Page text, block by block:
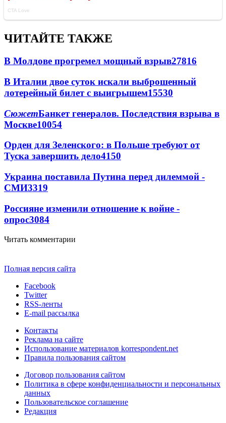
ЧИТАЙТЕ ТАКЖЕ
В Молдове прогремел мощный взрыв27816
В Италии двое суток искали выброшенный
лотерейный билет с выигрышем15530
СюжетБанкет генералов. Последствия взрыва в
Москве10054
Орден для Зеленского: в Польше требуют от
Туска завершить дело4150
Украина поставила Путина перед дилеммой -
СМИ3319
Россияне изменили отношение к войне -
опрос3084
Читать комментарии
Полная версия сайта
Facebook
Twitter
RSS-ленты
E-mail рассылка
Контакты
Реклама на сайте
Использование материалов korrespondent.net
Правила пользования сайтом
Договор пользования сайтом
Политика в сфере конфиденциальности и персональных
данных
Пользовательское соглашение
Редакция